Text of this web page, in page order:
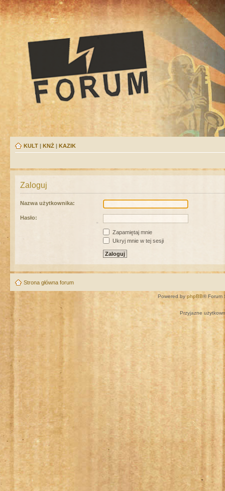
KULT | KNŻ | KAZIK
Zaloguj
Nazwa użytkownika:
Hasło:
Zapamiętaj mnie
Ukryj mnie w tej sesji
Strona główna forum
Powered by phpBB® Forum
Przyjazne